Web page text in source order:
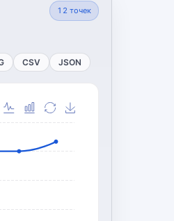
12 точек
CSV JSON